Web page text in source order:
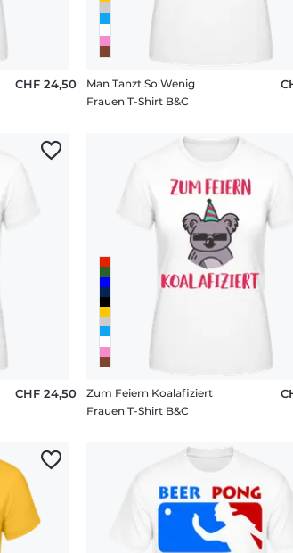
CHF 24,50
Man Tanzt So Wenig
Frauen T-Shirt B&C
CHF 24,50
Zum Feiern Koalafiziert
Frauen T-Shirt B&C